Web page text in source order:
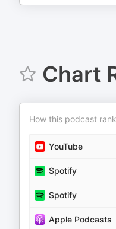
Chart
How this podcast
YouTube
Spotify
Spotify
Apple Podcasts